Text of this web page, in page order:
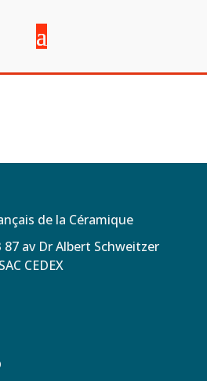
de la Céramique
87 av Dr Albert Schweitzer
CEDEX